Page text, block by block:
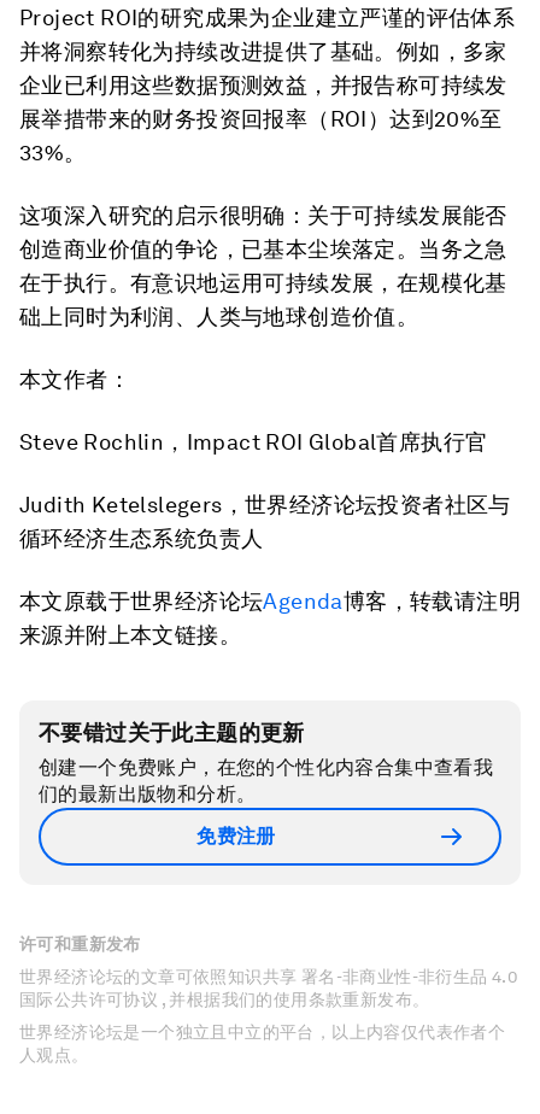
Project ROI的研究成果为企业建立严谨的评估体系
并将洞察转化为持续改进提供了基础。例如，多家
企业已利用这些数据预测效益，并报告称可持续发
展举措带来的财务投资回报率（ROI）达到20%至
33%。
这项深入研究的启示很明确：关于可持续发展能否
创造商业价值的争论，已基本尘埃落定。当务之急
在于执行。有意识地运用可持续发展，在规模化基
础上同时为利润、人类与地球创造价值。
本文作者：
Steve Rochlin，Impact ROI Global首席执行官
Judith Ketelslegers，世界经济论坛投资者社区与
循环经济生态系统负责人
本文原载于世界经济论坛Agenda博客，转载请注明
来源并附上本文链接。
不要错过关于此主题的更新
创建一个免费账户，在您的个性化内容合集中查看我
们的最新出版物和分析。
免费注册
许可和重新发布
世界经济论坛的文章可依照知识共享 署名-非商业性-非衍生品 4.0
国际公共许可协议 , 并根据我们的使用条款重新发布。
世界经济论坛是一个独立且中立的平台，以上内容仅代表作者个
人观点。